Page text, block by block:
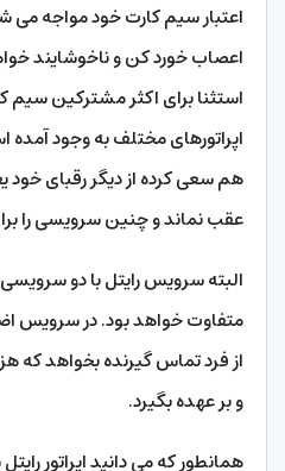
اعتبار سیم کارت خود مواجه می
اعصاب خورد کن و ناخوشایند
استثنا برای اکثر مشترکین سیم
اپراتورهای مختلف به وجود آمده
هم سعی کرده از دیگر رقبای خود
عقب نماند و چنین سرویسی را
البته سرویس رایتل با دو سرویسی
متفاوت خواهد بود. در سرویس
از فرد تماس گیرنده بخواهد که
و بر عهده بگیرد.
همانطور که می دانید اپراتور